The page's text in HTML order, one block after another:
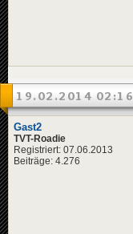
19.02.2014 02:16
Gast2
TVT-Roadie
Registriert: 07.06.2013
Beiträge: 4.276